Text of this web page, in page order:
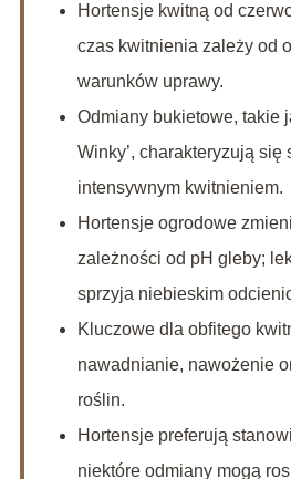
Hortensje kwitną od
czas kwitnienia zależy od
warunków uprawy.
Odmiany bukietowe, takie
Winky’, charakteryzują się
intensywnym kwitnieniem.
Hortensje ogrodowe
zależności od pH gleby;
sprzyja niebieskim
Kluczowe dla obfitego
nawadnianie, nawożenie
roślin.
Hortensje preferują
niektóre odmiany mogą